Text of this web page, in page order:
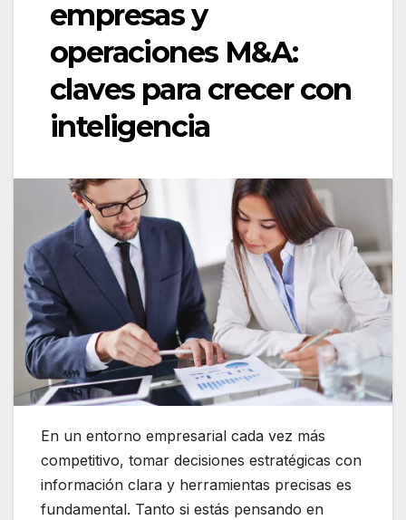
empresas y
operaciones M&A:
claves para crecer con
inteligencia
En un entorno empresarial cada vez más
competitivo, tomar decisiones estratégicas con
información clara y herramientas precisas es
fundamental. Tanto si estás pensando en